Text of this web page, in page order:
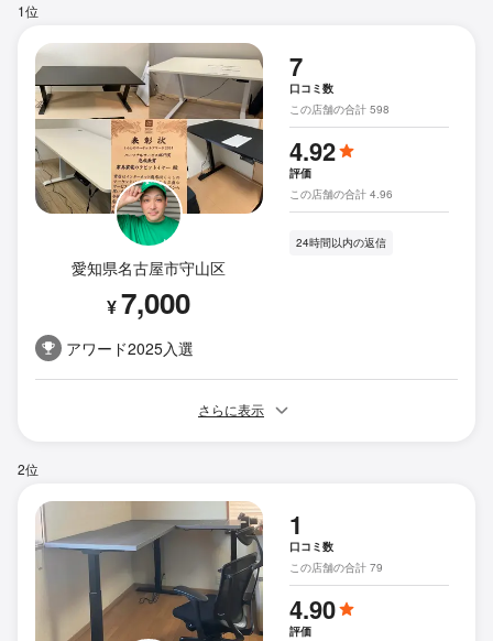
1位
愛知県名古屋市守山区
¥7,000
アワード2025入選
7
口コミ数
この店舗の合計 598
4.92
評価
この店舗の合計 4.96
24時間以内の返信
さらに表示
2位
1
口コミ数
この店舗の合計 79
4.90
評価